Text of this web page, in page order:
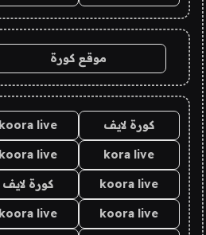
موقع كورة
كورة لايف koora live
kora live
koora live
koora live كورة لايف
koora live
koora live